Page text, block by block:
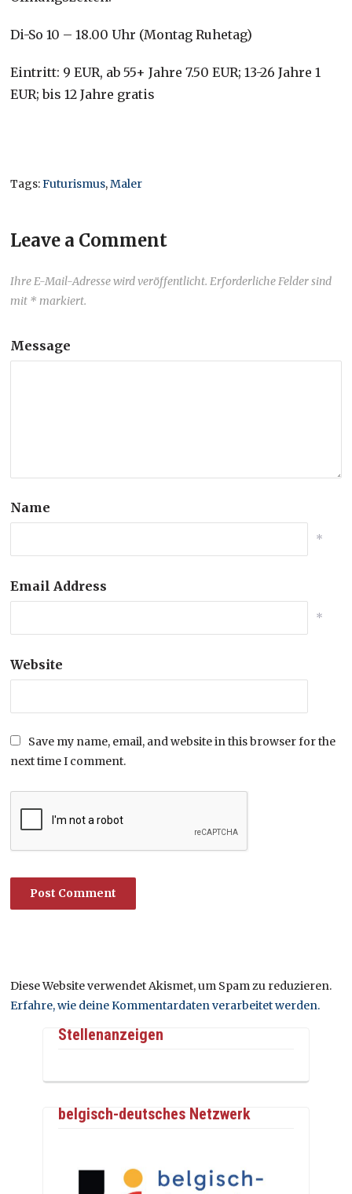
Di-So 10 – 18.00 Uhr (Montag Ruhetag)
Eintritt: 9 EUR, ab 55+ Jahre 7.50 EUR; 13-26 Jahre 1
EUR; bis 12 Jahre gratis
Tags:Futurismus,Maler
Leave a Comment
Ihre E-Mail-Adresse wird veröffentlicht. Erforderliche Felder sind
mit * markiert.
Message
Name
*
Email Address
*
Website
Save my name, email, and website in this browser for the
next time I comment.
Diese Website verwendet Akismet, um Spam zu reduzieren.
Erfahre, wie deine Kommentardaten verarbeitet werden.
Stellenanzeigen
belgisch-deutsches Netzwerk